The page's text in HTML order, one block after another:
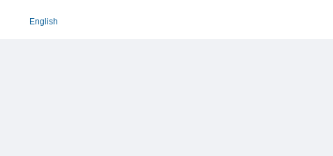
English